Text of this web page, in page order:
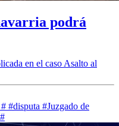
podrá
en el caso Asalto al
# #disputa #Juzgado de
#